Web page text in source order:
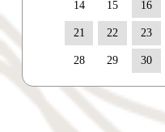
14 15 16
21 22 23
28 29 30